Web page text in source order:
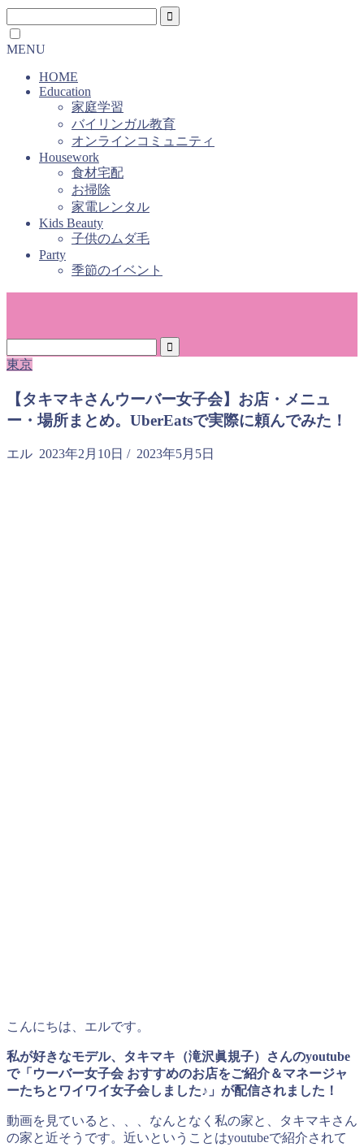
MENU
HOME
Education
家庭学習
バイリンガル教育
オンラインコミュニティ
Housework
食材宅配
お掃除
家電レンタル
Kids Beauty
子供のムダ毛
Party
季節のイベント
東京
【タキマキさんウーバー女子会】お店・メニュ
ー・場所まとめ。UberEatsで実際に頼んでみた！
エル 2023年2月10日 / 2023年5月5日
こんにちは、エルです。
私が好きなモデル、タキマキ（滝沢眞規子）さんのyoutube
で「ウーバー女子会 おすすめのお店をご紹介＆マネージャ
ーたちとワイワイ女子会しました♪」が配信されました！
動画を見ていると、、、なんとなく私の家と、タキマキさん
の家と近そうです。近いということはyoutubeで紹介されて